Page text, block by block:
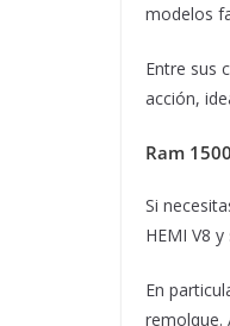
modelos
Entre sus
acción,
Ram
Si
HEMI V8
En
remolque.